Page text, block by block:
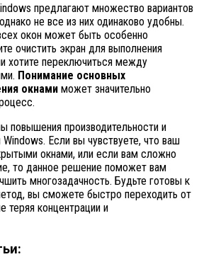
предлагают множество вариантов
не все из них одинаково удобны.
окон может быть особенно
очистить экран для выполнения
хотите переключиться между
Понимание основных
окнами может значительно
повышения производительности и
Если вы чувствуете, что ваш
окнами, или если вам сложно
то данное решение поможет вам
многозадачность. Будьте готовы к
вы сможете быстро переходить от
теряя концентрации и